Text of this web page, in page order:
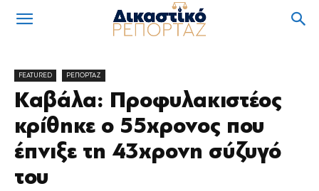
FEATURED ΡΕΠΟΡΤΑΖ
Καβάλα: Προφυλακιστέος
κρίθηκε ο 55χρονος που
έπνιξε τη 43χρονη σύζυγό
του